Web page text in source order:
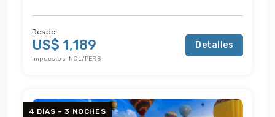
Desde:
US$ 1,189
Impuestos INCL/PERS
Detalles
4 DÍAS – 3 NOCHES